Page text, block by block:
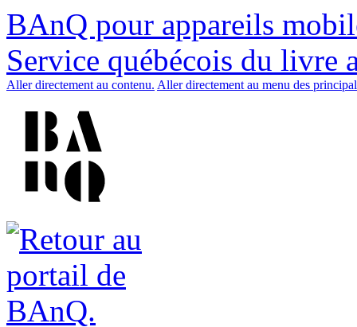
BAnQ pour appareils
Service québécois du livre
Aller directement au contenu. Aller directement au menu des